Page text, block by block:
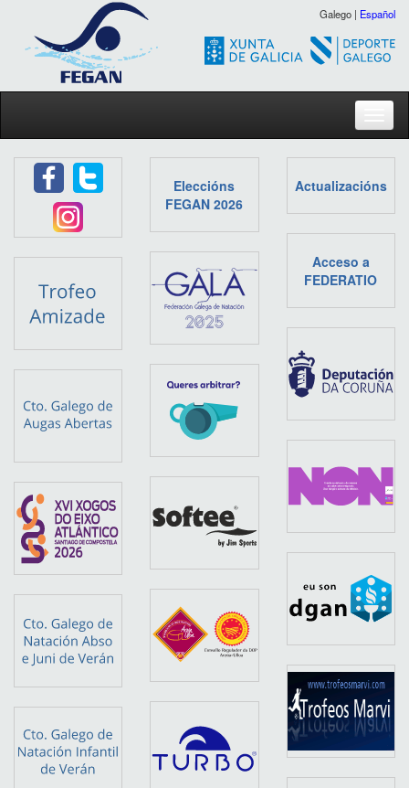
Galego | Español
Eleccións
FEGAN 2026
Actualizacións
Acceso a
FEDERATIO